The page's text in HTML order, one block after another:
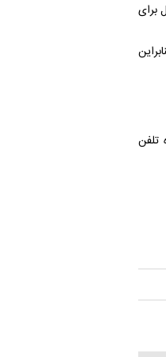
برای
تلفن‌